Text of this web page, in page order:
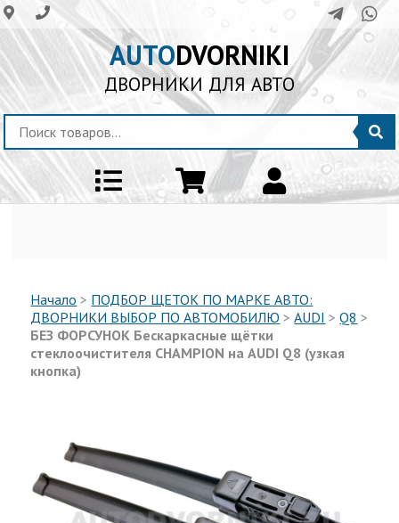
AUTODVORNIKI
ДВОРНИКИ ДЛЯ АВТО
Начало > ПОДБОР ЩЕТОК ПО МАРКЕ АВТО:
ДВОРНИКИ ВЫБОР ПО АВТОМОБИЛЮ >AUDI >Q8 >
БЕЗ ФОРСУНОК Бескаркасные щётки
стеклоочистителя CHAMPION на AUDI Q8 (узкая
кнопка)